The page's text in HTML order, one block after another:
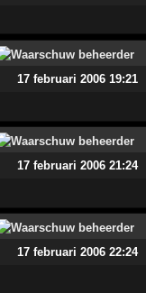
17 februari 2006 19:21
17 februari 2006 21:24
17 februari 2006 22:24